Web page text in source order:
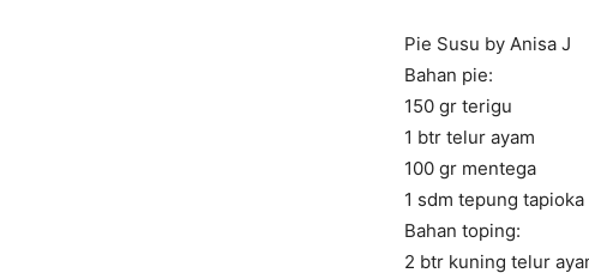
Pie Susu by Anisa J
Bahan pie:
150 gr terigu
1 btr telur ayam
100 gr mentega
1 sdm tepung tapioka
Bahan toping:
2 btr kuning telur